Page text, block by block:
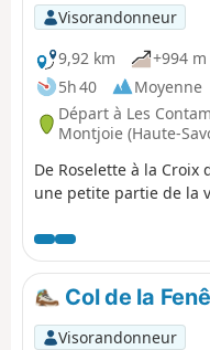
Visorandonneur
9,92 km
+994 m
5h 40
Moyenne
Départ à Les
Montjoie (Haute-
De Roselette à la
une petite partie de la
Col de la
Visorandonneur